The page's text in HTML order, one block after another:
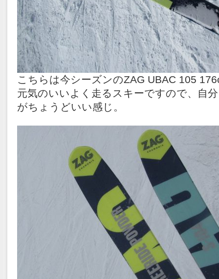
こちらは今シーズンのZAG UBAC 105
元気のいいよく走るスキーですので、自
がちょうどいい感じ。